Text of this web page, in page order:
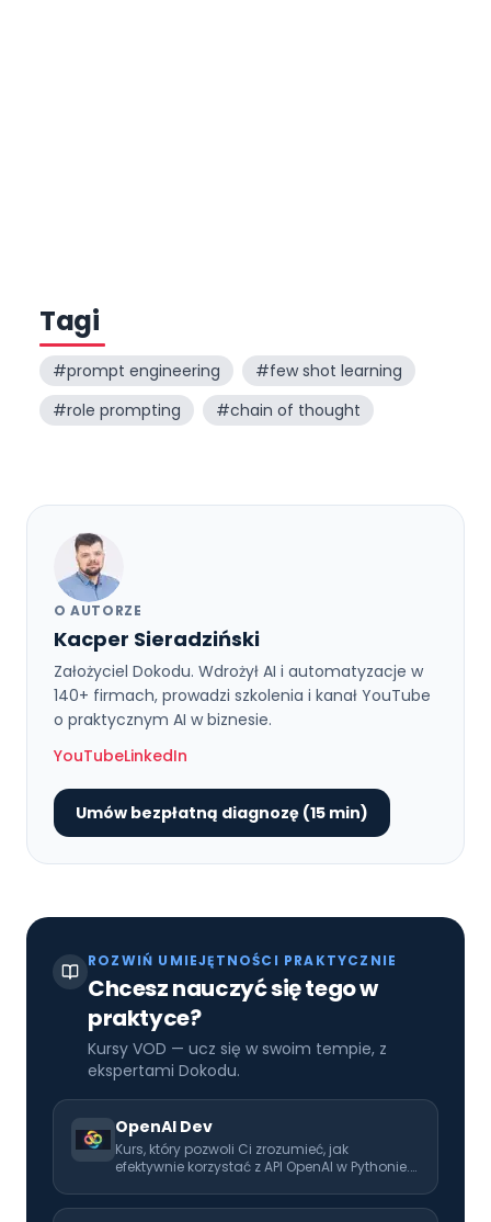
Tagi
#prompt engineering #few shot learning
#role prompting #chain of thought
O AUTORZE
Kacper Sieradziński
Założyciel Dokodu. Wdrożył AI i automatyzacje w
140+ firmach, prowadzi szkolenia i kanał YouTube
o praktycznym AI w biznesie.
YouTubeLinkedIn
Umów bezpłatną diagnozę (15 min)
ROZWIŃ UMIEJĘTNOŚCI PRAKTYCZNIE
Chcesz nauczyć się tego w
praktyce?
Kursy VOD — ucz się w swoim tempie, z
ekspertami Dokodu.
OpenAI Dev
Kurs, który pozwoli Ci zrozumieć, jak
efektywnie korzystać z API OpenAI w Pythonie.